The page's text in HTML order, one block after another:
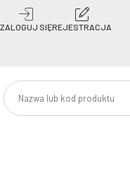
ZALOGUJ SIĘREJESTRACJA